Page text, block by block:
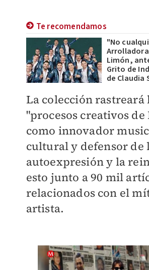
Te recomendamos
"No
Limón,
Grito de
de Claudia
La colección rastreará
"procesos creativos de
como innovador
cultural y defensor de
autoexpresión y la
esto junto a 90 mil
relacionados con el
artista.